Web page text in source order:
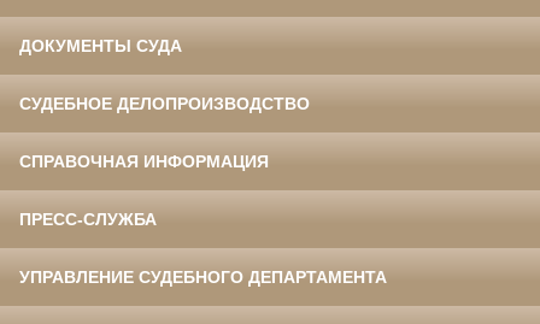
ДОКУМЕНТЫ СУДА
СУДЕБНОЕ ДЕЛОПРОИЗВОДСТВО
СПРАВОЧНАЯ ИНФОРМАЦИЯ
ПРЕСС-СЛУЖБА
УПРАВЛЕНИЕ СУДЕБНОГО ДЕПАРТАМЕНТА